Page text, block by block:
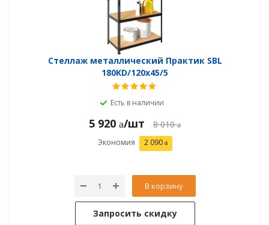
Стеллаж металлический Практик SBL
180KD/120x45/5
Есть в наличии
5 920 /шт 8 010
Экономия 2 090
В корзину
Запросить скидку